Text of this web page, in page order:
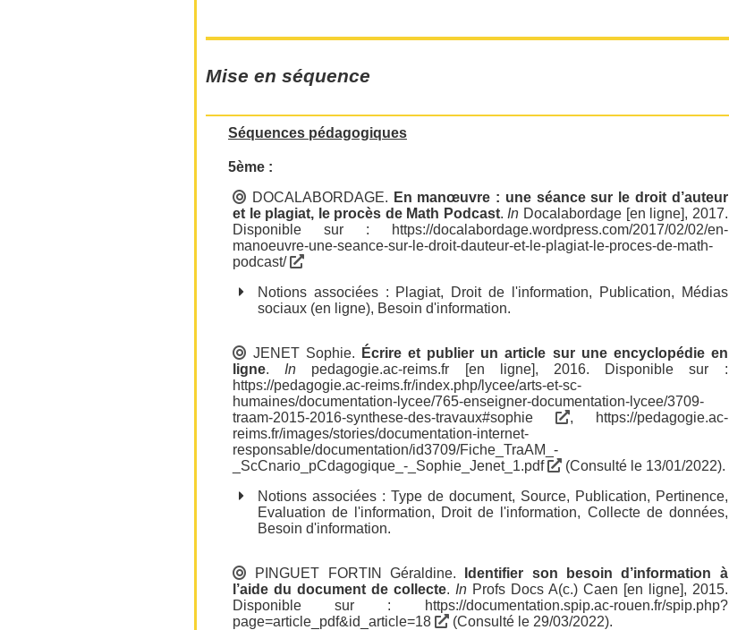
Mise en séquence
Séquences pédagogiques
5ème :
DOCALABORDAGE. En manœuvre : une séance sur le droit d’auteur
et le plagiat, le procès de Math Podcast. In Docalabordage [en ligne], 2017.
Disponible sur :
https://docalabordage.wordpress.com/2017/02/02/en-
manoeuvre-une-seance-sur-le-droit-dauteur-et-le-plagiat-le-proces-de-math-
podcast/
Notions associées : Plagiat, Droit de l'information, Publication,
Médias
sociaux (en ligne), Besoin d'information.
JENET Sophie.
Écrire et publier un article sur une encyclopédie en
ligne. In pedagogie.ac-reims.fr [en ligne], 2016. Disponible sur :
https://pedagogie.ac-reims.fr/index.php/lycee/arts-et-sc-
humaines/documentation-lycee/765-enseigner-documentation-lycee/3709-
traam-2015-2016-synthese-des-travaux#sophie
,
https://pedagogie.ac-
reims.fr/images/stories/documentation-internet-
responsable/documentation/id3709/Fiche_TraAM_-
_ScCnario_pCdagogique_-_Sophie_Jenet_1.pdf
(Consulté le 13/01/2022).
Notions associées : Type de document, Source, Publication, Pertinence,
Evaluation de l'information, Droit de l'information, Collecte de données,
Besoin d'information.
PINGUET FORTIN Géraldine.
Identifier son besoin d’information à
l’aide du document de collecte. InProfs Docs A(c.) Caen [en ligne], 2015.
Disponible sur :
https://documentation.spip.ac-rouen.fr/spip.php?
page=article_pdf&id_article=18
(Consulté le 29/03/2022).